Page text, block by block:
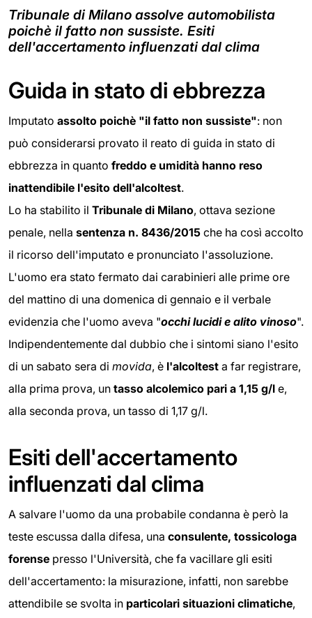
Tribunale di Milano assolve automobilista
poichè il fatto non sussiste. Esiti
dell'accertamento influenzati dal clima
Guida in stato di ebbrezza
Imputato assolto poichè "il fatto non sussiste": non
può considerarsi provato il reato di guida in stato di
ebbrezza in quanto freddo e umidità hanno reso
inattendibile l'esito dell'alcoltest.
Lo ha stabilito il Tribunale di Milano, ottava sezione
penale, nella sentenza n. 8436/2015 che ha così accolto
il ricorso dell'imputato e pronunciato l'assoluzione.
L'uomo era stato fermato dai carabinieri alle prime ore
del mattino di una domenica di gennaio e il verbale
evidenzia che l'uomo aveva "occhi lucidi e alito vinoso".
Indipendentemente dal dubbio che i sintomi siano l'esito
di un sabato sera di movida, è l'alcoltest a far registrare,
alla prima prova, un tasso alcolemico pari a 1,15 g/l e,
alla seconda prova, un tasso di 1,17 g/l.
Esiti dell'accertamento
influenzati dal clima
A salvare l'uomo da una probabile condanna è però la
teste escussa dalla difesa, una consulente, tossicologa
forense presso l'Università, che fa vacillare gli esiti
dell'accertamento: la misurazione, infatti, non sarebbe
attendibile se svolta in particolari situazioni climatiche,